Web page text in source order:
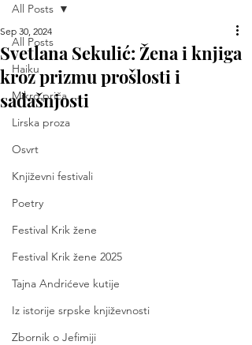
All Posts
Haiku
Mikro priča
Lirska proza
Osvrt
Književni festivali
Poetry
Festival Krik žene
Festival Krik žene 2025
Tajna Andrićeve kutije
Iz istorije srpske književnosti
Zbornik o Jefimiji
All Posts
Svetlana Sekulić: Žena i knjiga
kroz prizmu prošlosti i
sadašnjosti
Sep 30, 2024